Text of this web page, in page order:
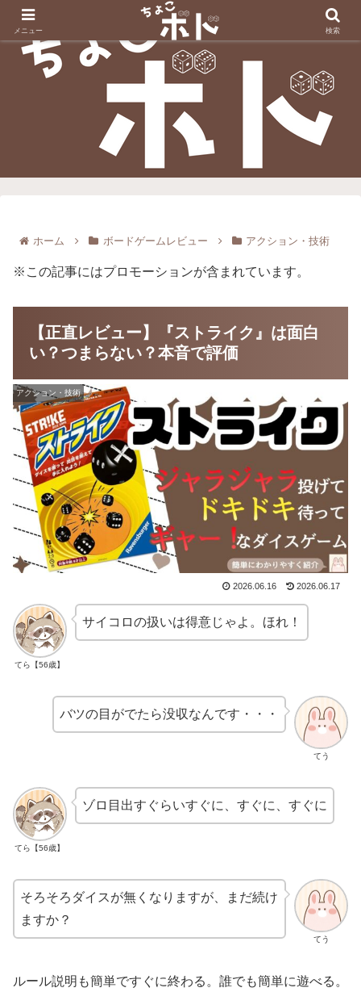
ホーム ボードゲームレビュー アクション・技術
※この記事にはプロモーションが含まれています。
【正直レビュー】『ストライク』は面白
い？つまらない？本音で評価
アクション・技術
2026.06.16 2026.06.17
てら【56歳】
サイコロの扱いは得意じゃよ。ほれ！
てう
バツの目がでたら没収なんです・・・
てら【56歳】
ゾロ目出すぐらいすぐに、すぐに、すぐに
てう
そろそろダイスが無くなりますが、まだ続け
ますか？
ルール説明も簡単ですぐに終わる。誰でも簡単に遊べる。
メニュー 検索